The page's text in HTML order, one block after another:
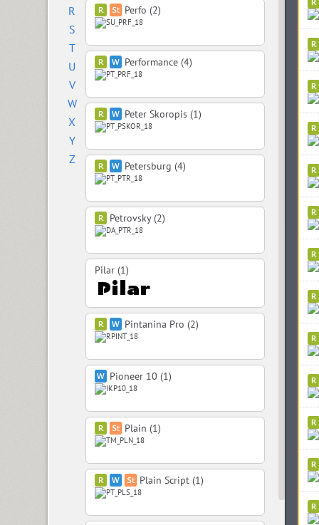
R
S
T
U
V
W
X
Y
Z
Perfo (2)
Performance (4)
Peter Skoropis (1)
Petersburg (4)
Petrovsky (2)
Pilar (1)
Pintanina Pro (2)
Pioneer 10 (1)
Plain (1)
Plain Script (1)